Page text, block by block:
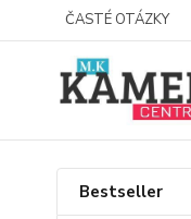
ČASTÉ OTÁZKY
Bestseller